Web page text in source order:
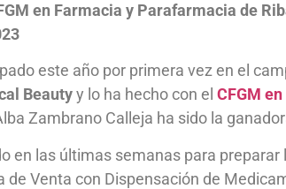
en Farmacia y Parafarmacia de
este año por primera vez en el
Beautyy lo ha hecho con el CFGM
Zambrano Calleja ha sido la
en las últimas semanas para
Venta con Dispensación de